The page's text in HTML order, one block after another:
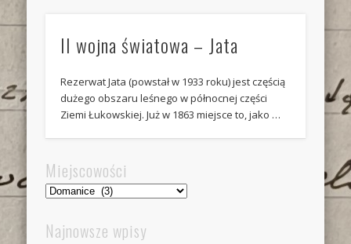
II wojna światowa – Jata
Rezerwat Jata (powstał w 1933 roku) jest częścią
dużego obszaru leśnego w północnej części
Ziemi Łukowskiej. Już w 1863 miejsce to, jako …
Miejscowości
Miejscowości
Najnowsze wpisy